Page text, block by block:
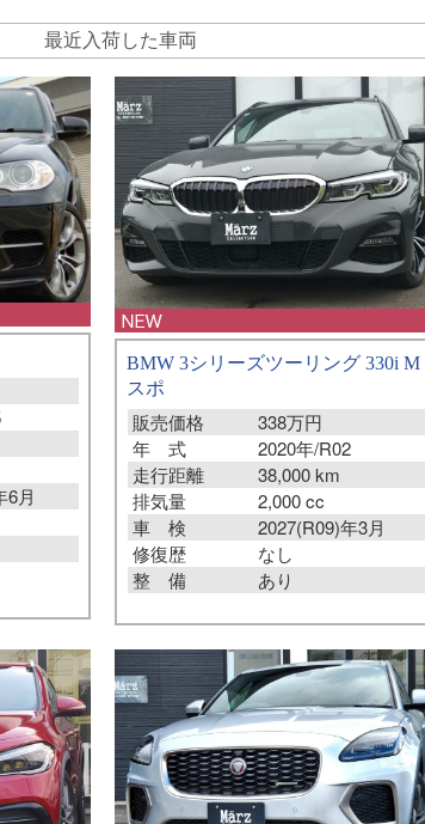
最近入荷した車両
6月
BMW 3シリーズツーリング 330i M
スポ
販売価格
338万円
年 式
2020年/R02
走行距離
38,000 km
排気量
2,000 cc
車 検
2027(R09)年3月
修復歴
なし
整 備
あり